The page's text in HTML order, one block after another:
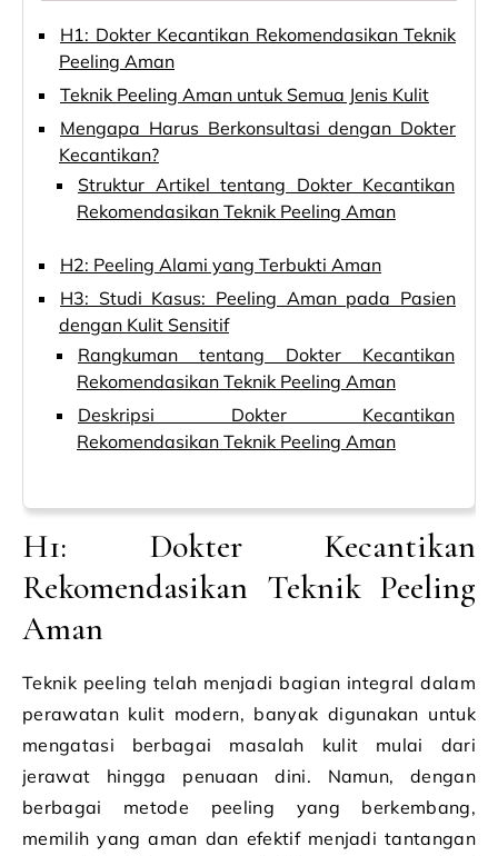
H1: Dokter Kecantikan Rekomendasikan Teknik
Peeling Aman
Teknik Peeling Aman untuk Semua Jenis Kulit
Mengapa Harus Berkonsultasi dengan Dokter
Kecantikan?
Struktur Artikel tentang Dokter Kecantikan
Rekomendasikan Teknik Peeling Aman
H2: Peeling Alami yang Terbukti Aman
H3: Studi Kasus: Peeling Aman pada Pasien
dengan Kulit Sensitif
Rangkuman tentang Dokter Kecantikan
Rekomendasikan Teknik Peeling Aman
Deskripsi Dokter Kecantikan
Rekomendasikan Teknik Peeling Aman
H1: Dokter Kecantikan
Rekomendasikan Teknik Peeling
Aman
Teknik peeling telah menjadi bagian integral dalam
perawatan kulit modern, banyak digunakan untuk
mengatasi berbagai masalah kulit mulai dari
jerawat hingga penuaan dini. Namun, dengan
berbagai metode peeling yang berkembang,
memilih yang aman dan efektif menjadi tantangan